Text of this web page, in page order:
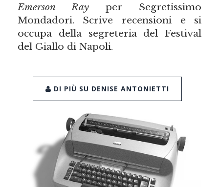
Emerson Rayper Segretissimo
Mondadori. Scrive recensioni e si
occupa della segreteria del Festival
del Giallo di Napoli.
DI PIÙ SU DENISE ANTONIETTI